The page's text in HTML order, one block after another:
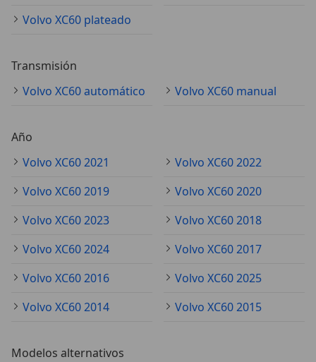
Volvo XC60 plateado
Transmisión
Volvo XC60 automático
Volvo XC60 manual
Año
Volvo XC60 2021
Volvo XC60 2022
Volvo XC60 2019
Volvo XC60 2020
Volvo XC60 2023
Volvo XC60 2018
Volvo XC60 2024
Volvo XC60 2017
Volvo XC60 2016
Volvo XC60 2025
Volvo XC60 2014
Volvo XC60 2015
Modelos alternativos